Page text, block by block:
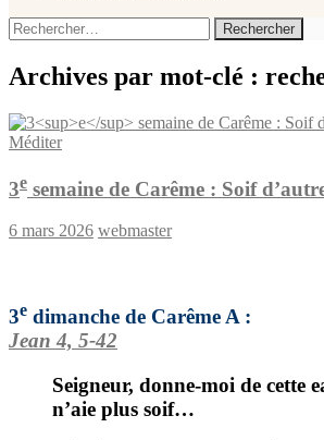
Rechercher :
Archives par mot-clé :
Méditer
3e semaine de Carême : Soif
6 mars 2026 webmaster
3e dimanche de Carême A :
Jean 4, 5-42
Seigneur, donne-moi de cette
n’aie plus soif…